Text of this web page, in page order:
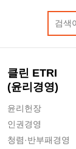
클린 ETRI
(윤리경영)
윤리헌장
인권경영
청렴·반부패경영